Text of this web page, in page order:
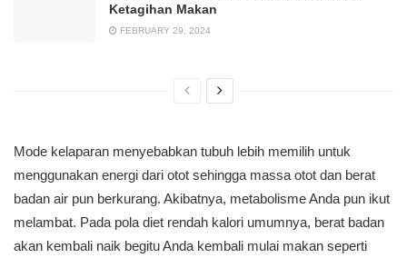
Ketagihan Makan
FEBRUARY 29, 2024
Mode kelaparan menyebabkan tubuh lebih memilih untuk
menggunakan energi dari otot sehingga massa otot dan berat
badan air pun berkurang. Akibatnya, metabolisme Anda pun ikut
melambat. Pada pola diet rendah kalori umumnya, berat badan
akan kembali naik begitu Anda kembali mulai makan seperti